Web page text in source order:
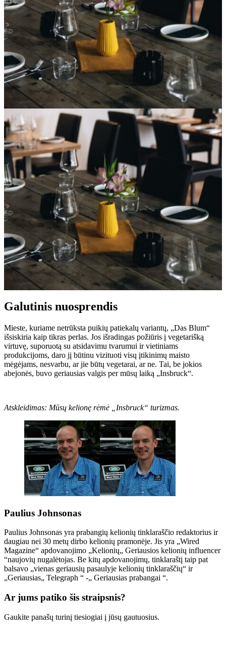
Galutinis nuosprendis
Mieste, kuriame netrūksta puikių patiekalų variantų, „Das Blum“
išsiskiria kaip tikras perlas. Jos išradingas požiūris į vegetarišką
virtuvę, suporuotą su atsidavimu tvarumui ir vietiniams
produkcijoms, daro jį būtinu vizituoti visų įtikinimų maisto
mėgėjams, nesvarbu, ar jie būtų vegetarai, ar ne. Tai, be jokios
abejonės, buvo geriausias valgis per mūsų laiką „Insbruck“.
Atskleidimas: Mūsų kelionę rėmė „Insbruck“ turizmas.
Paulius Johnsonas
Paulius Johnsonas yra prabangių kelionių tinklaraščio redaktorius ir
daugiau nei 30 metų dirbo kelionių pramonėje. Jis yra „Wired
Magazine“ apdovanojimo „Kelionių„ Geriausios kelionių influencer
“naujovių nugalėtojas. Be kitų apdovanojimų, tinklaraštį taip pat
balsavo „vienas geriausių pasaulyje kelionių tinklaraščių“ ir
„Geriausias„ Telegraph “ -„ Geriausias prabangai “.
Ar jums patiko šis straipsnis?
Gaukite panašų turinį tiesiogiai į jūsų gautuosius.